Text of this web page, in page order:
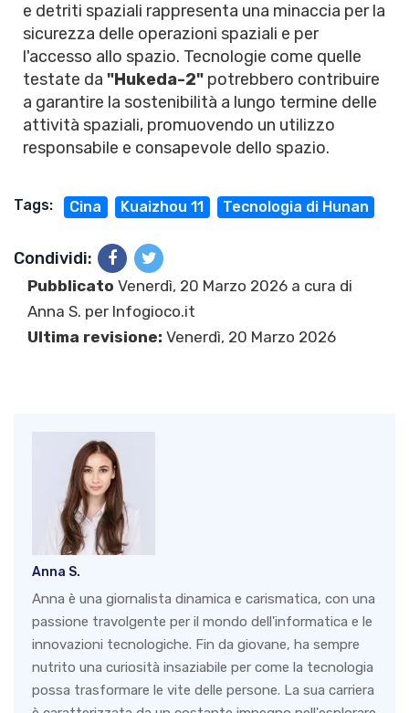
e detriti spaziali rappresenta una minaccia per la
sicurezza delle operazioni spaziali e per
l'accesso allo spazio. Tecnologie come quelle
testate da "Hukeda-2" potrebbero contribuire
a garantire la sostenibilità a lungo termine delle
attività spaziali, promuovendo un utilizzo
responsabile e consapevole dello spazio.
Tags: Cina Kuaizhou 11 Tecnologia di Hunan
Condividi:
Pubblicato Venerdì, 20 Marzo 2026 a cura di
Anna S. per Infogioco.it
Ultima revisione: Venerdì, 20 Marzo 2026
Anna S.
Anna è una giornalista dinamica e carismatica, con una
passione travolgente per il mondo dell'informatica e le
innovazioni tecnologiche. Fin da giovane, ha sempre
nutrito una curiosità insaziabile per come la tecnologia
possa trasformare le vite delle persone. La sua carriera